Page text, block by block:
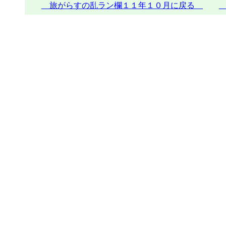
旅がらすの乱ラン欄１１年１０月に戻る